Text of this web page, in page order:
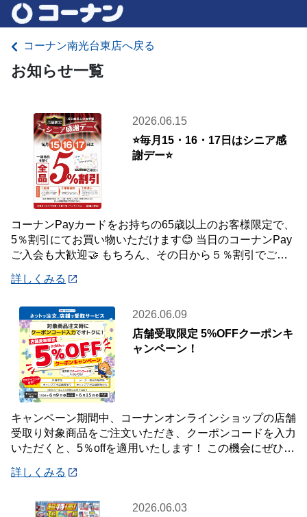
コーナン南光台東店へ戻る
お知らせ一覧
2026.06.15
⭐毎月15・16・17日はシニア感
謝デー⭐
コーナンPayカードをお持ちの65歳以上のお客様限定で、
5％割引にてお買い物いただけます😊 当日のコーナンPay
ご入会も大歓迎🤝 もちろん、その日から５％割引でご利
詳しくみる
2026.06.09
店舗受取限定 5%OFFクーポンキ
ャンペーン！
キャンペーン期間中、コーナンオンラインショップの店舗
受取り対象商品をご注文いただき、クーポンコードを入力
いただくと、5％offを適用いたします！ この機会にぜひご
詳しくみる
2026.06.03